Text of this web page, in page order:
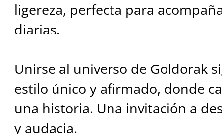
ligereza, perfecta para
diarias.
Unirse al universo de Goldorak
estilo único y afirmado, donde
una historia. Una invitación a
y audacia.